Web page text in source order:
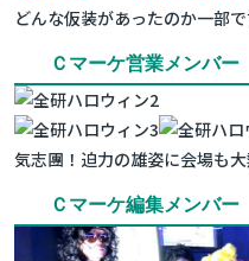
どんな仮装があったのか一部
Ｃマーケ営業メンバー
気志團！迫力の雄姿に会場も
Ｃマーケ編集メンバー